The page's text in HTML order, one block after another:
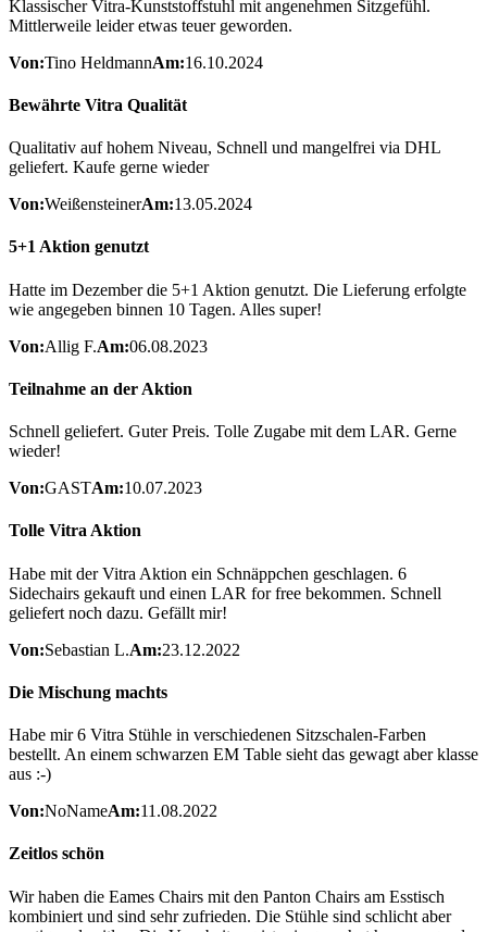
Ist das bei Ihnen Original Vitra?
Ja. Wir beziehen ausschließlichOriginalware von Vitra
Liefert Inneneinrichtung Hufnagel nur in die Oberpfalz?
Nein. Wir liefern Vitra Möbel in die Oberpfalz, nach Bayern und deutschlandweit nach
Absprache. Besonders häufig realisieren wir Lieferungen nach München, Stuttgart,
Nürnberg, Regensburg, Bayreuth und Weiden i. d. Oberpfalz.
Kann ich Vitra auch online bei Hufnagel kaufen?
Ja. Neben der persönlichen Beratung im Showroom in Amberg bieten wir Ihnen einen
angebundenen Online-Shop sowie Unterstützung bei Auswahl, Bestellung und Planung.
Bieten Sie auch Beratung außerhalb Deutschlands an?
bieten wir auchinternationale Beratung
Klassischer Vitra-Kunststoffstuhl mit angenehmen Sitzgefühl.
Mittlerweile leider etwas teuer geworden.
Von:Tino HeldmannAm:16.10.2024
Bewährte Vitra Qualität
Qualitativ auf hohem Niveau, Schnell und mangelfrei via DHL
geliefert. Kaufe gerne wieder
Von:WeißensteinerAm:13.05.2024
5+1 Aktion genutzt
Hatte im Dezember die 5+1 Aktion genutzt. Die Lieferung erfolgte
wie angegeben binnen 10 Tagen. Alles super!
Von:Allig F.Am:06.08.2023
Teilnahme an der Aktion
Schnell geliefert. Guter Preis. Tolle Zugabe mit dem LAR. Gerne
wieder!
Von:GASTAm:10.07.2023
Tolle Vitra Aktion
Habe mit der Vitra Aktion ein Schnäppchen geschlagen. 6
Sidechairs gekauft und einen LAR for free bekommen. Schnell
geliefert noch dazu. Gefällt mir!
Von:Sebastian L.Am:23.12.2022
Die Mischung machts
Habe mir 6 Vitra Stühle in verschiedenen Sitzschalen-Farben
bestellt. An einem schwarzen EM Table sieht das gewagt aber klasse
aus :-)
Von:NoNameAm:11.08.2022
Zeitlos schön
Wir haben die Eames Chairs mit den Panton Chairs am Esstisch
kombiniert und sind sehr zufrieden. Die Stühle sind schlicht aber